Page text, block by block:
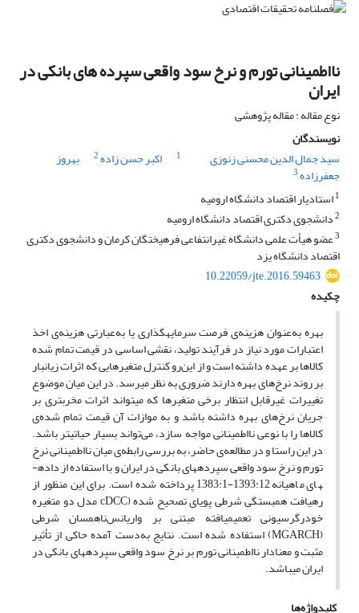
نااطمینانی تورم و نرخ سود واقعی سپرده های بانکی در
ایران
نوع مقاله : مقاله پژوهشی
نویسندگان
سید جمال الدین محسنی زنوزی
1 اکبر حسن زاده2 بهروز
جعفرزاده3
1استادیار اقتصاد دانشگاه ارومیه
2دانشجوی دکتری اقتصاد دانشگاه ارومیه
3عضو هیأت علمی دانشگاه غیرانتفاعی فرهیختگان کرمان و دانشجوی دکتری
اقتصاد دانشگاه یزد
10.22059/jte.2016.59463
چکیده
بهره به‌‌عنوان هزینه‌ی فرصت سرمایه­گذاری یا به‌عبارتی هزینه‌ی اخذ
اعتبارات مورد نیاز در فرآیند تولید، نقشی اساسی در قیمت تمام شده
کالاها بر عهده داشته است و از این‌رو کنترل متغیرهایی که اثرات زیانبار
بر روند نرخ‌های بهره دارند ضروری به نظر می­رسد. در این میان موضوع
تغییرات غیرقابل ­انتظار برخی متغیرها که می­تواند اثرات مخرب­تری بر
جریان نرخ‌های بهره داشته باشد و به موازات آن قیمت تمام شده‌ی
کالاها را با نوعی نااطمینانی مواجه سازد، می‌تواند بسیار حیاتی­تر باشد.
در این راستا و در مطالعه‌ی حاضر، به بررسی رابطه‌ی میان نااطمینانی نرخ
تورم و نرخ سود واقعی سپرده­های بانکی در ایران و با استفاده از داده­
های ماهیانه 1393:12-1383:1 پرداخته شده است. برای این منظور از
رهیافت همبستگی شرطی پویای تصحیح شده (cDCC مدل دو متغیره
خودرگرسیونی تعمیم­یافته مبتنی بر واریانس‌ناهمسان شرطی
(MGARCH) استفاده شده است. نتایج به‌دست آمده حاکی از تأثیر
مثبت و معنادار نااطمینانی تورم بر نرخ سود واقعی سپرده­های بانکی در
ایران می­باشد.
کلیدواژه‌ها